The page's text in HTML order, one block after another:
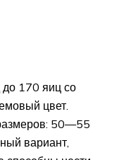
до 170 яиц со
цвет.
50—55
вариант,